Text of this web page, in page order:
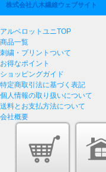
株式会社八木繊維ウェブサイト
アルベロットユニTOP
商品一覧
刺繍・プリントついて
お得なポイント
ショッピングガイド
特定商取引法に基づく表記
個人情報の取り扱いについて
送料とお支払方法について
会社概要